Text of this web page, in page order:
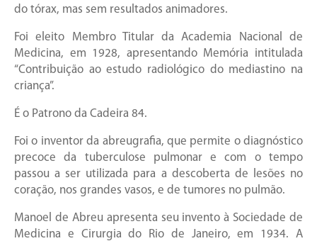
do tórax, mas sem resultados animadores.
Foi eleito Membro Titular da Academia Nacional de
Medicina, em 1928, apresentando Memória intitulada
“Contribuição ao estudo radiológico do mediastino na
criança”.
É o Patrono da Cadeira 84.
Foi o inventor da abreugrafia, que permite o diagnóstico
precoce da tuberculose pulmonar e com o tempo
passou a ser utilizada para a descoberta de lesões no
coração, nos grandes vasos, e de tumores no pulmão.
Manoel de Abreu apresenta seu invento à Sociedade de
Medicina e Cirurgia do Rio de Janeiro, em 1934. A